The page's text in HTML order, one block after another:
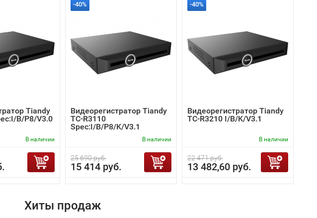
Tiandy
B/P8/V3.0
В наличии
-40%
Видеорегистратор Tiandy
TC-R3110
Spec:I/B/P8/K/V3.1
В наличии
25 690 руб.
15 414 руб.
-40%
Видеорегистратор Tiandy
TC-R3210 I/B/K/V3.1
В наличии
22 471 руб.
13 482,60 руб.
Хиты продаж